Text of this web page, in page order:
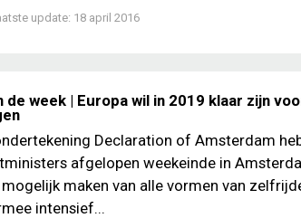
update: 18 april 2016
de week | Europa wil in 2019 klaar zijn
Declaration of Amsterdam
afgelopen weekeinde in
maken van alle vormen van
intensief...